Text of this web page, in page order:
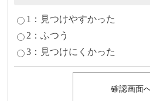
1：見つけやすかった
2：ふつう
3：見つけにくかった